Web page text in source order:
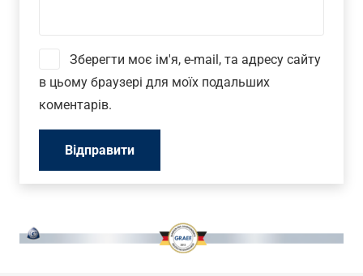
Зберегти моє ім'я, e-mail, та адресу сайту
в цьому браузері для моїх подальших
коментарів.